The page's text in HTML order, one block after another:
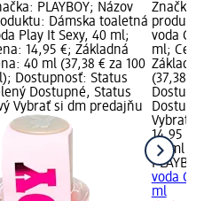
PLAYBOY; Názov
Dámska toaletná
Play It Sexy, 40 ml;
14,95 €; Základná
40 ml (37,38 € za 100
Dostupnosť: Status
Dostupné, Status
Vybrať si dm predajňu
Značka:
voda
ml;
(37,38 €
Vybrať
14,95 €
40 ml
PLAYBOY
voda
ml